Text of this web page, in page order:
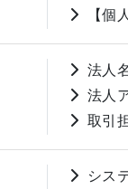
【
法人
法人
取引
シス